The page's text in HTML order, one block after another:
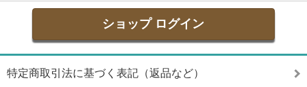
ショップ ログイン
特定商取引法に基づく表記（返品など）